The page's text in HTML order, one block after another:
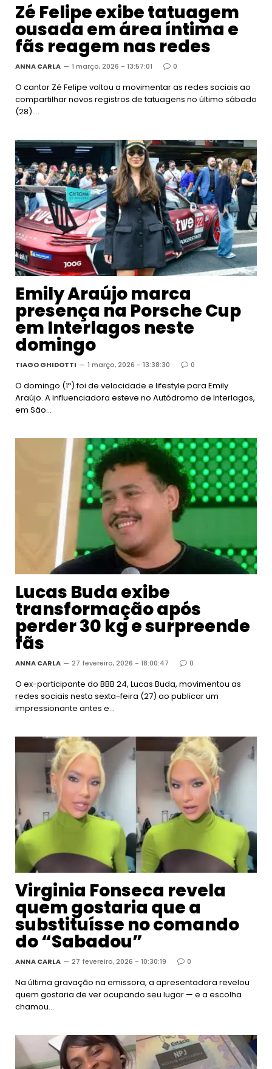
Zé Felipe exibe tatuagem
ousada em área íntima e
fãs reagem nas redes
ANNA CARLA 1 março, 2026 - 13:57:01 0
O cantor Zé Felipe voltou a movimentar as redes sociais ao
compartilhar novos registros de tatuagens no último sábado
(28).…
Emily Araújo marca
presença na Porsche Cup
em Interlagos neste
domingo
TIAGO GHIDOTTI 1 março, 2026 - 13:38:30 0
O domingo (1º) foi de velocidade e lifestyle para Emily
Araújo. A influenciadora esteve no Autódromo de Interlagos,
em São…
Lucas Buda exibe
transformação após
perder 30 kg e surpreende
fãs
ANNA CARLA 27 fevereiro, 2026 - 18:00:47 0
O ex-participante do BBB 24, Lucas Buda, movimentou as
redes sociais nesta sexta-feira (27) ao publicar um
impressionante antes e…
Virginia Fonseca revela
quem gostaria que a
substituísse no comando
do “Sabadou”
ANNA CARLA 27 fevereiro, 2026 - 10:30:19 0
Na última gravação na emissora, a apresentadora revelou
quem gostaria de ver ocupando seu lugar — e a escolha
chamou…